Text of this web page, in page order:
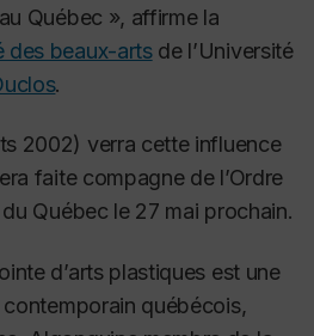
Québec », affirme la
des beaux-artsde l’Université
.
2002) verra cette influence
faite compagne de l’Ordre
Québec le 27 mai prochain.
d’arts plastiques est une
contemporain québécois,